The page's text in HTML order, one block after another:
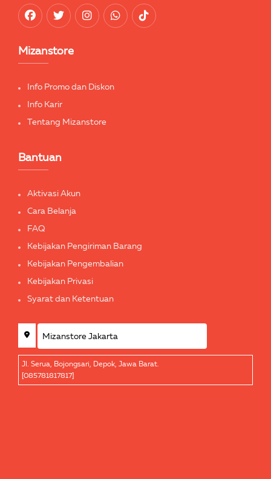
Mizanstore
Info Promo dan Diskon
Info Karir
Tentang Mizanstore
Bantuan
Aktivasi Akun
Cara Belanja
FAQ
Kebijakan Pengiriman Barang
Kebijakan Pengembalian
Kebijakan Privasi
Syarat dan Ketentuan
Jl. Serua, Bojongsari, Depok, Jawa Barat.
[085781817817]